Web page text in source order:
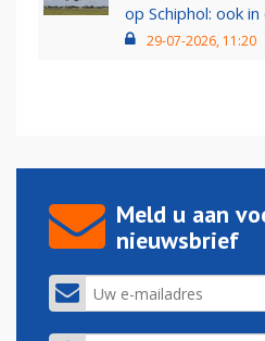
op Schiphol: ook
29-07-2026, 11:20
Meld u aan
nieuwsbrief